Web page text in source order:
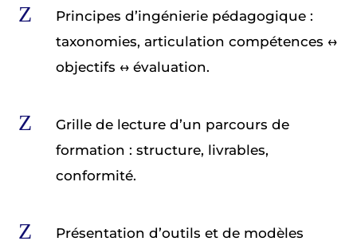
Z
Principes d’ingénierie pédagogique :
taxonomies, articulation compétences ↔
objectifs ↔ évaluation.
Z
Grille de lecture d’un parcours de
formation : structure, livrables,
conformité.
Z
Présentation d’outils et de modèles